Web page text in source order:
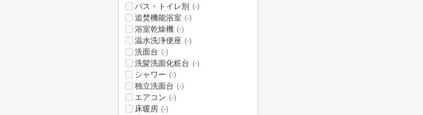
バス・トイレ別 (-)
追焚機能浴室 (-)
浴室乾燥機 (-)
温水洗浄便座 (-)
洗面台 (-)
洗髪洗面化粧台 (-)
シャワー (-)
独立洗面台 (-)
エアコン (-)
床暖房 (-)